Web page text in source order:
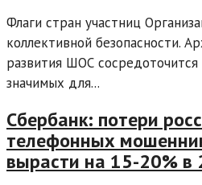
Флаги стран участниц
коллективной безопасности.
развития ШОС
значимых для...
Сбербанк: потери
телефонных
вырасти на 15-20% в